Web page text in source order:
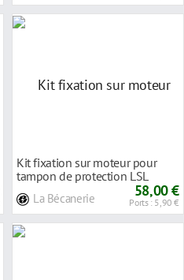
Kit fixation sur moteur pour
tampon de protection LSL
La Bécanerie 58,00 €
Ports : 5,90 €